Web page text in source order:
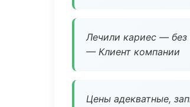
Лечили кариес — без
— Клиент компании
Цены адекватные,